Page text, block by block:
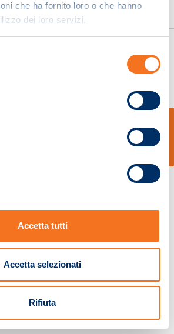
che ha fornito loro o che hanno
dei loro servizi.
Accetta tutti
Accetta selezionati
Rifiuta
n.155974 - Cap.Soc. € 2.000.000,00 i.v. La
D.lgs. 231/01